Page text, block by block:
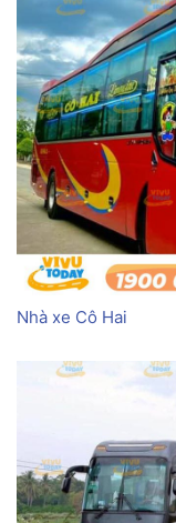
Nhà xe Cô Hai